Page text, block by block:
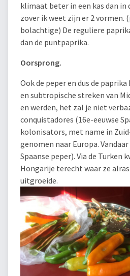
klimaat beter in een kas dan in
zover ik weet zijn er 2 vormen.
bolachtige) De reguliere
dan de puntpaprika.
Oorsprong.
Ook de peper en dus de
en subtropische streken van
en werden, het zal je niet
conquistadores (16e-eeuwse
kolonisators, met name in
genomen naar Europa.
Spaanse peper). Via de Turken
Hongarije terecht waar ze
uitgroeide.